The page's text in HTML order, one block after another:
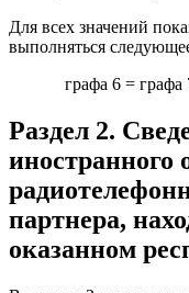
Для всех значений
выполняться
графа 6 = графа
Раздел 2.
иностранного
партнера,
оказанном